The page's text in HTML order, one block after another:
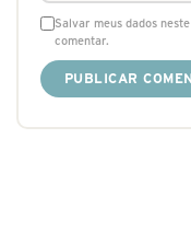
Salvar meus dados
comentar.